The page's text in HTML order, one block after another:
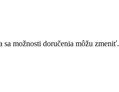
možnosti doručenia môžu zmeniť.